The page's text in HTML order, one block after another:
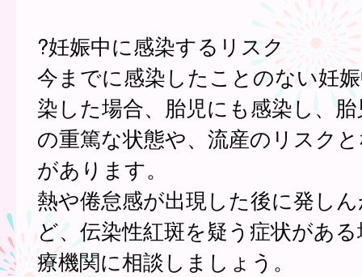
?妊娠中に感染するリスク
今までに感染したことのない妊
染した場合、胎児にも感染し、
の重篤な状態や、流産のリスク
があります。
熱や倦怠感が出現した後に発し
ど、伝染性紅斑を疑う症状があ
療機関に相談しましょう。